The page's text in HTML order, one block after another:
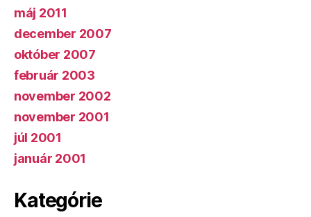
máj 2011
december 2007
október 2007
február 2003
november 2002
november 2001
júl 2001
január 2001
Kategórie